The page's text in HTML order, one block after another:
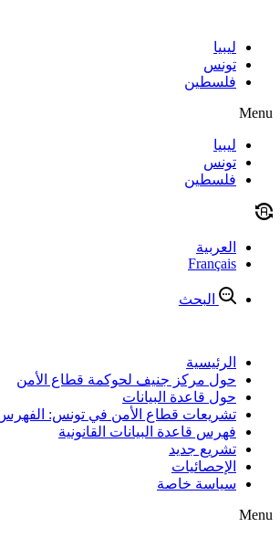
contentليبيا
تونس
فلسطين
Menu
ليبيا
تونس
فلسطين
العربية
Français
البحث
الرئيسية
حول مركز جنيف لحوكمة قطاع الأمن
حول قاعدة البيانات
تشريعات قطاع الأمن في تونس: الفهرس 1956-
فهرس قاعدة البيانات القانونية
تشريع جديد
الإحصائيات
سياسة خاصة
Menu